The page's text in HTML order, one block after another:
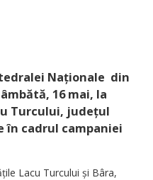
Naționale din
16 mai, la
Turcului, județul
în cadrul campaniei
Lacu Turcului și Bâra,